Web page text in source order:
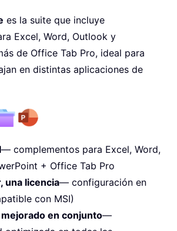
es la suite que incluye
Excel, Word, Outlook y
de Office Tab Pro, ideal para
en distintas aplicaciones de
— complementos para Excel, Word,
+ Office Tab Pro
una licencia— configuración en
con MSI)
en conjunto—